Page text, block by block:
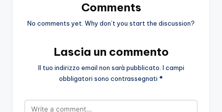
Comments
No comments yet. Why don’t you start the discussion?
Lascia un commento
Il tuo indirizzo email non sarà pubblicato. I campi
obbligatori sono contrassegnati *